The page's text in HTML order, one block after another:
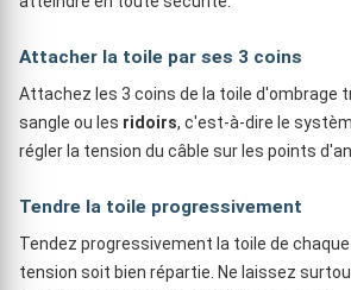
Attacher la toile par ses 3 coins
Attachez les 3 coins de la toile d'ombrage
sangle ou les ridoirs, c'est-à-dire le
régler la tension du câble sur les points
Tendre la toile progressivement
Tendez progressivement la toile de
tension soit bien répartie. Ne laissez